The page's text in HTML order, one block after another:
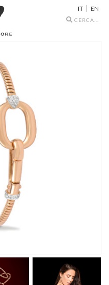
Search
IT EN